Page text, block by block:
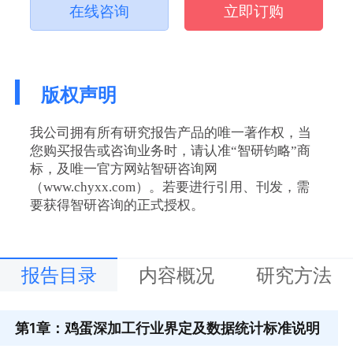
在线咨询 立即订购
版权声明
我公司拥有所有研究报告产品的唯一著作权，当
您购买报告或咨询业务时，请认准“智研钧略”商
标，及唯一官方网站智研咨询网
（www.chyxx.com）。若要进行引用、刊发，需
要获得智研咨询的正式授权。
报告目录 内容概况 研究方法
第1章 ：鸡蛋深加工行业界定及数据统计标准说明